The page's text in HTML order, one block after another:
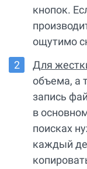
кнопок.
ощутимо
Для
объема, а
запись
в
поисках
каждый